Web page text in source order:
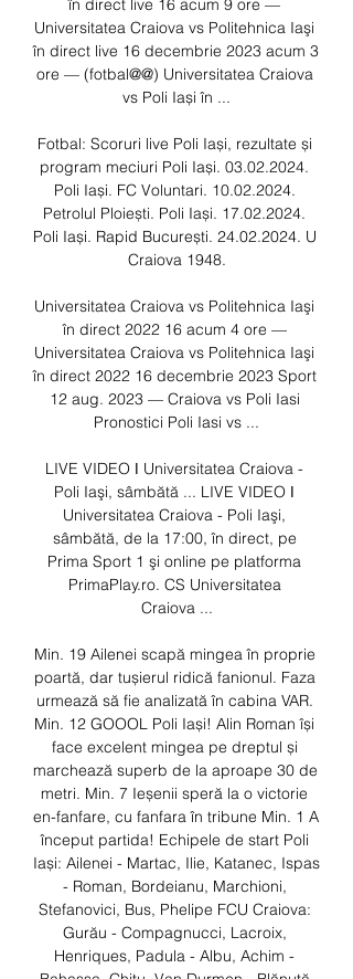
în direct live 16 acum 9 ore —
Universitatea Craiova vs Politehnica Iaşi
în direct live 16 decembrie 2023 acum 3
ore — (fotbal@@) Universitatea Craiova
vs Poli Iași în ...
Fotbal: Scoruri live Poli Iași, rezultate și
program meciuri Poli Iași. 03.02.2024.
Poli Iași. FC Voluntari. 10.02.2024.
Petrolul Ploiești. Poli Iași. 17.02.2024.
Poli Iași. Rapid București. 24.02.2024. U
Craiova 1948.
Universitatea Craiova vs Politehnica Iaşi
în direct 2022 16 acum 4 ore —
Universitatea Craiova vs Politehnica Iaşi
în direct 2022 16 decembrie 2023 Sport
12 aug. 2023 — Craiova vs Poli Iasi
Pronostici Poli Iasi vs ...
LIVE VIDEO ǀ Universitatea Craiova -
Poli Iaşi, sâmbătă ... LIVE VIDEO ǀ
Universitatea Craiova - Poli Iaşi,
sâmbătă, de la 17:00, în direct, pe
Prima Sport 1 şi online pe platforma
PrimaPlay.ro. CS Universitatea
Craiova ...
Min. 19 Ailenei scapă mingea în proprie
poartă, dar tușierul ridică fanionul. Faza
urmează să fie analizată în cabina VAR.
Min. 12 GOOOL Poli Iași! Alin Roman își
face excelent mingea pe dreptul și
marchează superb de la aproape 30 de
metri. Min. 7 Ieșenii speră la o victorie
en-fanfare, cu fanfara în tribune Min. 1 A
început partida! Echipele de start Poli
Iași: Ailenei - Martac, Ilie, Katanec, Ispas
- Roman, Bordeianu, Marchioni,
Stefanovici, Bus, Phelipe FCU Craiova:
Gurău - Compagnucci, Lacroix,
Henriques, Padula - Albu, Achim -